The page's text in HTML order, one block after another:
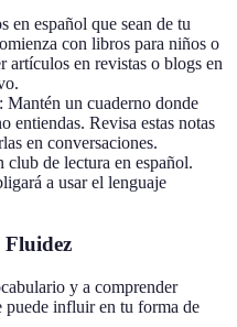
en español que sean de tu
con libros para niños o
artículos en revistas o blogs en
: Mantén un cuaderno donde
entiendas. Revisa estas notas
en conversaciones.
club de lectura en español.
a usar el lenguaje
Fluidez
y a comprender
puede influir en tu forma de